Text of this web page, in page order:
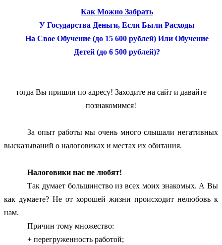
Как Можно Забрать
У Государства Деньги, Если Были Расходы
На Свое Обучение (до 15 600 рублей) Или Обучение
Детей (до 6 500 рублей)?
тогда Вы пришли по адресу! Заходите на сайт и давайте
познакомимся!
За опыт работы мы очень много слышали негативных
высказываний о налоговиках и местах их обитания.
Налоговики нас не любят!
Так думает большинство из всех моих знакомых. А Вы
как думаете? Не от хорошей жизни происходит нелюбовь к
нам.
Причин тому множество:
+ перегруженность работой;